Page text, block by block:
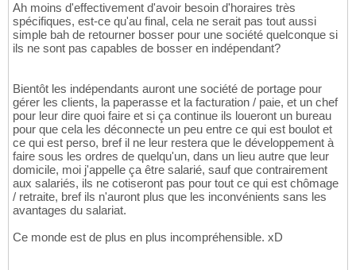
Ah moins d'effectivement d'avoir besoin d'horaires très
spécifiques, est-ce qu'au final, cela ne serait pas tout aussi
simple bah de retourner bosser pour une société quelconque si
ils ne sont pas capables de bosser en indépendant?
Bientôt les indépendants auront une société de portage pour
gérer les clients, la paperasse et la facturation / paie, et un chef
pour leur dire quoi faire et si ça continue ils loueront un bureau
pour que cela les déconnecte un peu entre ce qui est boulot et
ce qui est perso, bref il ne leur restera que le développement à
faire sous les ordres de quelqu'un, dans un lieu autre que leur
domicile, moi j'appelle ça être salarié, sauf que contrairement
aux salariés, ils ne cotiseront pas pour tout ce qui est chômage
/ retraite, bref ils n'auront plus que les inconvénients sans les
avantages du salariat.
Ce monde est de plus en plus incompréhensible. xD